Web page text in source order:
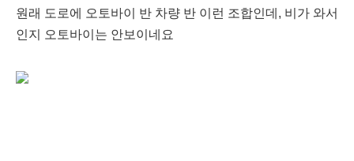
원래 도로에 오토바이 반 차량 반 이런 조합인데, 비가 와서
인지 오토바이는 안보이네요